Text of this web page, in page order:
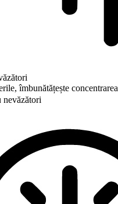
îmbunătățește concentrarea
nevăzători